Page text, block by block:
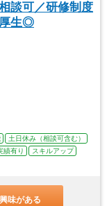
談可／研修制度
厚生◎
土日休み（相談可含む）
績有り
スキルアップ
味がある